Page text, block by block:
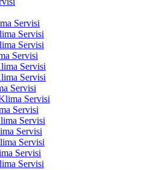
Servisi
Servisi
Servisi
Servisi
Servisi
Servisi
Servisi
Servisi
Servisi
Servisi
Servisi
Servisi
Servisi
Servisi